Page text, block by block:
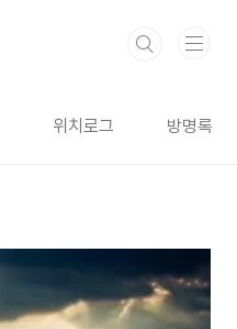
위치로그 방명록